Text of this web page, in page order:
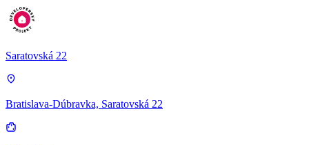
Saratovská 22
Bratislava-Dúbravka, Saratovská 22